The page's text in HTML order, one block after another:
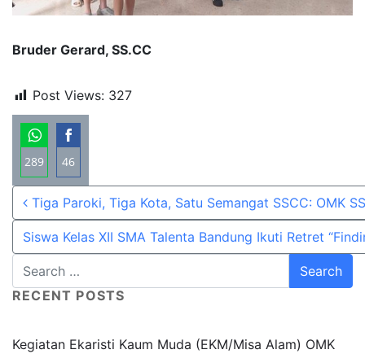
Bruder Gerard, SS.CC
Post Views: 327
289
Share
on
WhatsApp
46
Share
on
Facebook
Post navigation
Tiga Paroki, Tiga Kota, Satu Semangat SSCC: OMK
Siswa Kelas XII SMA Talenta Bandung Ikuti Retret
RECENT POSTS
Kegiatan Ekaristi Kaum Muda (EKM/Misa Alam) OMK